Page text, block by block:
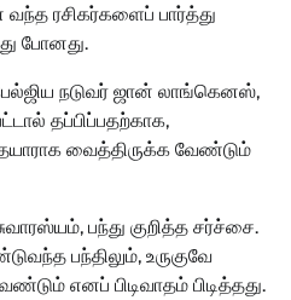
வந்த ரசிகர்களைப் பார்த்து
போனது.
நடுவர் ஜான் லாங்கெனஸ்,
தப்பிப்பதற்காக,
வைத்திருக்க வேண்டும்
பந்து குறித்த சர்ச்சை.
பந்திலும், உருகுவே
எனப் பிடிவாதம் பிடித்தது.